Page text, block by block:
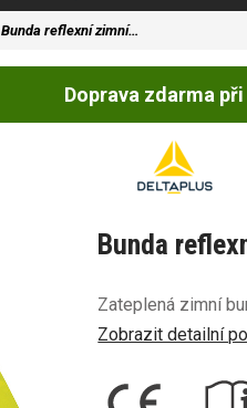
Bunda reflexní zimní…
Doprava zdarma
Bunda
Zateplená zimní
Zobrazit detailní